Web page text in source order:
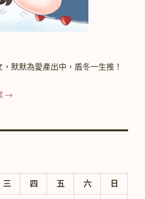
默默為愛產出中，盾冬一生推！
→
三 四 五 六 日